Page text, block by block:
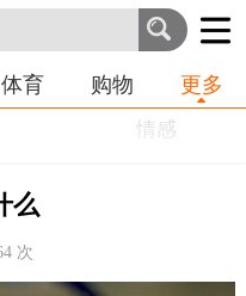
生活 职业
体育 购物 更多
情感
么
次